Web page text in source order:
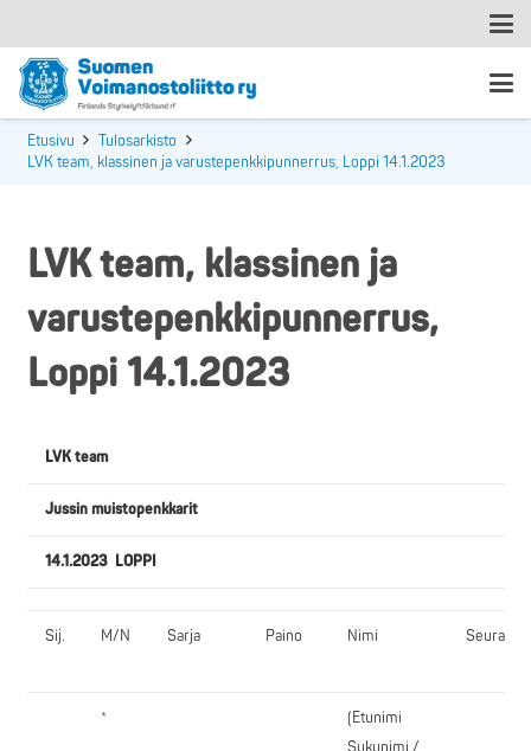
Etusivu
Tulosarkisto
LVK team, klassinen ja varustepenkkipunnerrus, Loppi 14.1.2023
LVK team, klassinen ja
varustepenkkipunnerrus,
Loppi 14.1.2023
LVK team
Jussin muistopenkkarit
14.1.2023 LOPPI
Sij. M/N Sarja Paino Nimi Seura
*
(Etunimi
Sukunimi /